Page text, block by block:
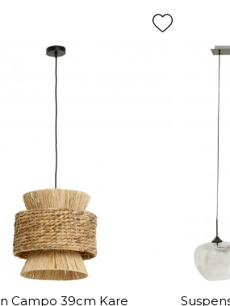
Campo 39cm Kare